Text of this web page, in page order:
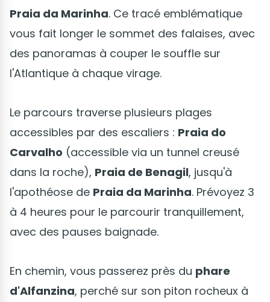
Praia da Marinha. Ce tracé emblématique
vous fait longer le sommet des falaises, avec
des panoramas à couper le souffle sur
l'Atlantique à chaque virage.
Le parcours traverse plusieurs plages
accessibles par des escaliers : Praia do
Carvalho (accessible via un tunnel creusé
dans la roche), Praia de Benagil, jusqu'à
l'apothéose de Praia da Marinha. Prévoyez 3
à 4 heures pour le parcourir tranquillement,
avec des pauses baignade.
En chemin, vous passerez près du phare
d'Alfanzina, perché sur son piton rocheux à